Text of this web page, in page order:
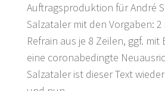
Auftragsproduktion für André
Salzataler mit den Vorgaben:
Refrain aus je 8 Zeilen, ggf. mit
eine coronabedingte
Salzataler ist dieser Text